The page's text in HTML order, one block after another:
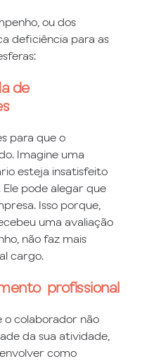
ou dos
deficiência para as
de
para que o
Imagine uma
esteja insatisfeito
pode alegar que
Isso porque,
uma avaliação
não faz mais
cargo.
profissional
colaborador não
da sua atividade,
como